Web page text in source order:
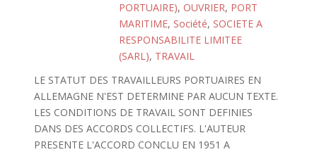
PORTUAIRE), OUVRIER, PORT
MARITIME, Société, SOCIETE A
RESPONSABILITE LIMITEE
(SARL), TRAVAIL
LE STATUT DES TRAVAILLEURS PORTUAIRES EN
ALLEMAGNE N'EST DETERMINE PAR AUCUN TEXTE.
LES CONDITIONS DE TRAVAIL SONT DEFINIES
DANS DES ACCORDS COLLECTIFS. L'AUTEUR
PRESENTE L'ACCORD CONCLU EN 1951 A